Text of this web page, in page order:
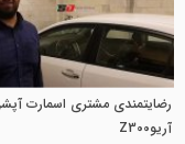
رضایتمندی مشتری اسمارت
آریوZ300